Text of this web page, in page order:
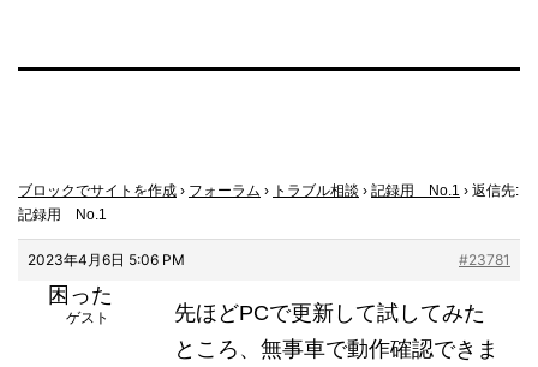
ブロックでサイトを作成 › フォーラム › トラブル相談 › 記録用 No.1 › 返信先:
記録用 No.1
2023年4月6日 5:06 PM #23781
困った
ゲスト
先ほどPCで更新して試してみた
ところ、無事車で動作確認できま